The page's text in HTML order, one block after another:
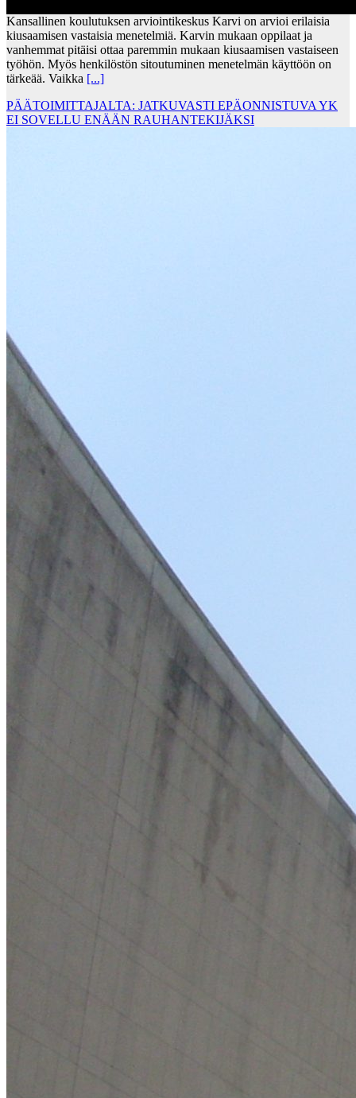
Kansallinen koulutuksen arviointikeskus Karvi on arvioi erilaisia
kiusaamisen vastaisia menetelmiä. Karvin mukaan oppilaat ja
vanhemmat pitäisi ottaa paremmin mukaan kiusaamisen vastaiseen
työhön. Myös henkilöstön sitoutuminen menetelmän käyttöön on
tärkeää. Vaikka [...]
PÄÄTOIMITTAJALTA: JATKUVASTI EPÄONNISTUVA YK
EI SOVELLU ENÄÄN RAUHANTEKIJÄKSI